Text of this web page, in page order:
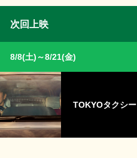
次回上映
8/8(土)～8/21(金)
TOKYOタクシー